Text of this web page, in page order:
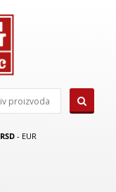
RSD - EUR